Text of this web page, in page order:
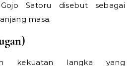
Satoru disebut sebagai
masa.
kekuatan langka yang